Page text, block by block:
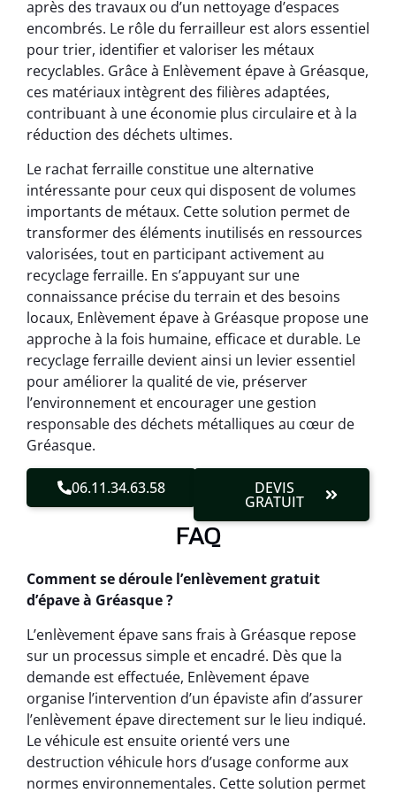
après des travaux ou d’un nettoyage d’espaces
encombrés. Le rôle du ferrailleur est alors essentiel
pour trier, identifier et valoriser les métaux
recyclables. Grâce à Enlèvement épave à Gréasque,
ces matériaux intègrent des filières adaptées,
contribuant à une économie plus circulaire et à la
réduction des déchets ultimes.
Le rachat ferraille constitue une alternative
intéressante pour ceux qui disposent de volumes
importants de métaux. Cette solution permet de
transformer des éléments inutilisés en ressources
valorisées, tout en participant activement au
recyclage ferraille. En s’appuyant sur une
connaissance précise du terrain et des besoins
locaux, Enlèvement épave à Gréasque propose une
approche à la fois humaine, efficace et durable. Le
recyclage ferraille devient ainsi un levier essentiel
pour améliorer la qualité de vie, préserver
l’environnement et encourager une gestion
responsable des déchets métalliques au cœur de
Gréasque.
06.11.34.63.58 DEVIS
GRATUIT
FAQ
Comment se déroule l’enlèvement gratuit
d’épave à Gréasque ?
L’enlèvement épave sans frais à Gréasque repose
sur un processus simple et encadré. Dès que la
demande est effectuée, Enlèvement épave
organise l’intervention d’un épaviste afin d’assurer
l’enlèvement épave directement sur le lieu indiqué.
Le véhicule est ensuite orienté vers une
destruction véhicule hors d’usage conforme aux
normes environnementales. Cette solution permet